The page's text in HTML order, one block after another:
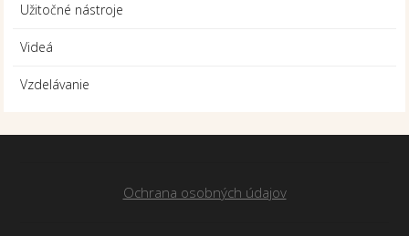
Užitočné nástroje
Videá
Vzdelávanie
Ochrana osobných údajov